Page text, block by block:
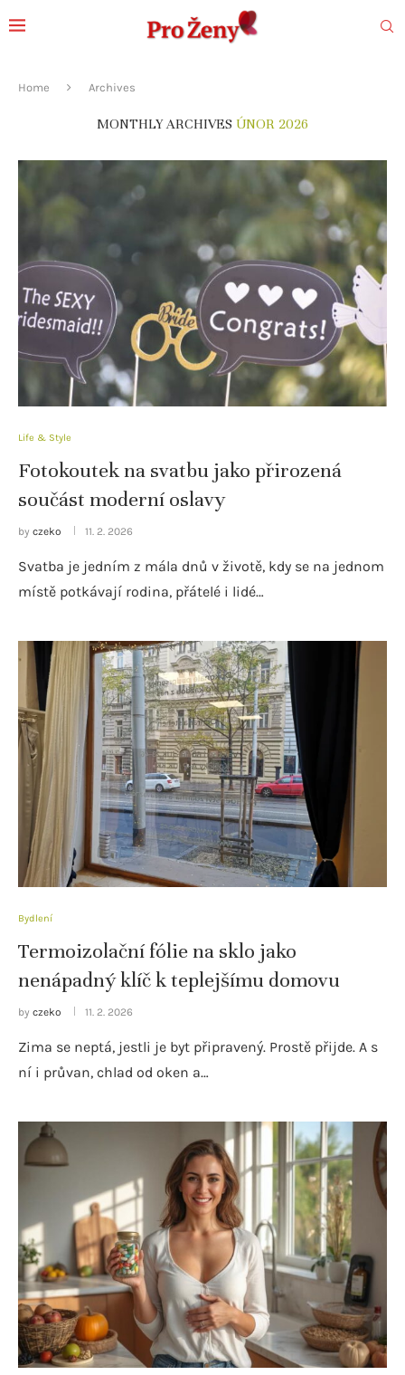
Home Archives
MONTHLY ARCHIVES ÚNOR 2026
Life & Style
Fotokoutek na svatbu jako přirozená
součást moderní oslavy
by czeko 11. 2. 2026
Svatba je jedním z mála dnů v životě, kdy se na jednom
místě potkávají rodina, přátelé i lidé…
Bydlení
Termoizolační fólie na sklo jako
nenápadný klíč k teplejšímu domovu
by czeko 11. 2. 2026
Zima se neptá, jestli je byt připravený. Prostě přijde. A s
ní i průvan, chlad od oken a…